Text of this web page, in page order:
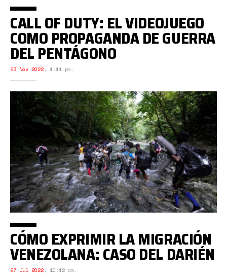
CALL OF DUTY: EL VIDEOJUEGO
COMO PROPAGANDA DE GUERRA
DEL PENTÁGONO
23 Nov 2022, 4:41 pm.
CÓMO EXPRIMIR LA MIGRACIÓN
VENEZOLANA: CASO DEL DARIÉN
27 Jul 2022, 10:42 am.